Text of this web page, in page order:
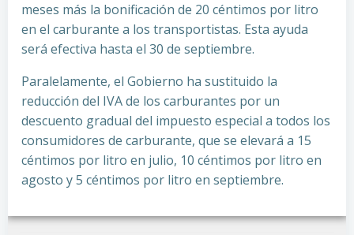
meses más la bonificación de 20 céntimos por litro
en el carburante a los transportistas. Esta ayuda
será efectiva hasta el 30 de septiembre.
Paralelamente, el Gobierno ha sustituido la
reducción del IVA de los carburantes por un
descuento gradual del impuesto especial a todos los
consumidores de carburante, que se elevará a 15
céntimos por litro en julio, 10 céntimos por litro en
agosto y 5 céntimos por litro en septiembre.